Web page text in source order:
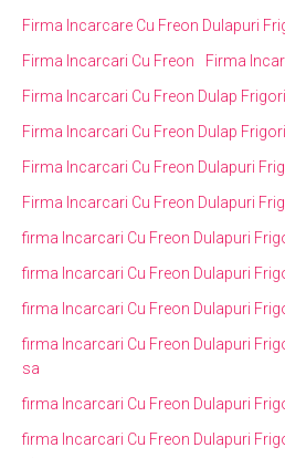
Firma Incarcare Cu Freon Dulapuri
Firma Incarcari Cu Freon
Firma
Firma Incarcari Cu Freon Dulap
Firma Incarcari Cu Freon Dulap
Firma Incarcari Cu Freon Dulapuri
Firma Incarcari Cu Freon Dulapuri
firma Incarcari Cu Freon Dulapuri
firma Incarcari Cu Freon Dulapuri
firma Incarcari Cu Freon Dulapuri
firma Incarcari Cu Freon Dulapuri
sa
firma Incarcari Cu Freon Dulapuri
firma Incarcari Cu Freon Dulapuri